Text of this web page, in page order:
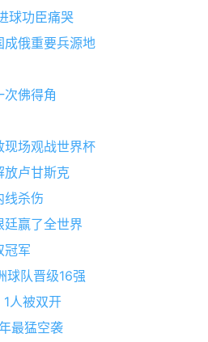
球功臣痛哭
成俄重要兵源地
次佛得角
现场观战世界杯
放卢甘斯克
线杀伤
赢了全世界
冠军
球队晋级16强
人被双开
最猛空袭